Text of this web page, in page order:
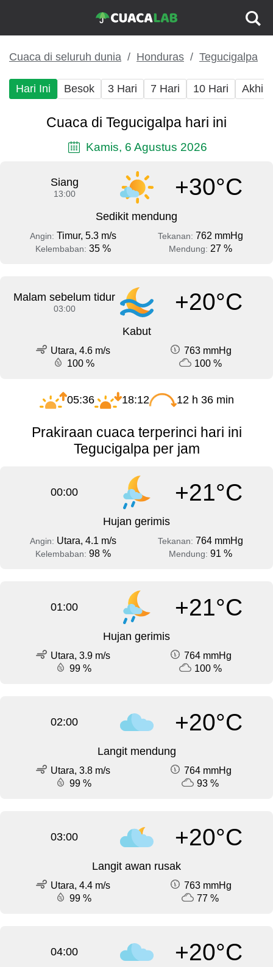
Cuaca di seluruh dunia Honduras Tegucigalpa
Hari Ini Besok 3 Hari 7 Hari 10 Hari Akhir
Cuaca di Tegucigalpa hari ini
Kamis, 6 Agustus 2026
Siang
13:00 +30°C
Sedikit mendung
Angin: Timur, 5.3 m/s Tekanan: 762 mmHg
Kelembaban: 35 % Mendung: 27 %
Malam sebelum tidur
03:00 +20°C
Kabut
Utara, 4.6 m/s
763 mmHg
100 %
100 %
05:36 18:12 12 h 36 min
Prakiraan cuaca terperinci hari ini
Tegucigalpa per jam
00:00 +21°C
Hujan gerimis
Angin: Utara, 4.1 m/s Tekanan: 764 mmHg
Kelembaban: 98 % Mendung: 91 %
01:00 +21°C
Hujan gerimis
Utara, 3.9 m/s
764 mmHg
99 %
100 %
02:00 +20°C
Langit mendung
Utara, 3.8 m/s
764 mmHg
99 %
93 %
03:00 +20°C
Langit awan rusak
Utara, 4.4 m/s
763 mmHg
99 %
77 %
04:00 +20°C